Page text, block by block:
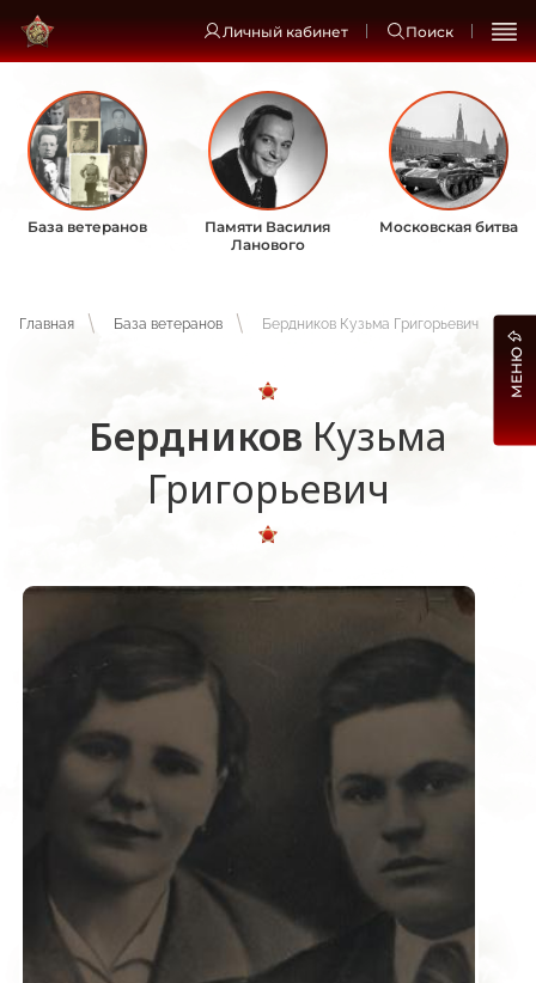
Личный кабинет Поиск
База ветеранов
Памяти Василия
Ланового
Московская битва
Главная База ветеранов Бердников Кузьма Григорьевич
Бердников Кузьма
Григорьевич
МЕНЮ